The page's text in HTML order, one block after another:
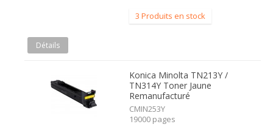
3 Produits en stock
Détails
Konica Minolta TN213Y /
TN314Y Toner Jaune
Remanufacturé
CMIN253Y
19000 pages